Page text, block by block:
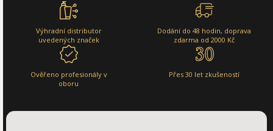
Výhradní distributor
uvedených značek
Dodání do 48 hodin, doprava
zdarma od 2000 Kč
Ověřeno profesionály v
oboru
Přes 30 let zkušeností